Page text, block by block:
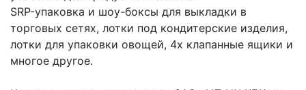
SRP-упаковка и шоу-боксы для выкладки в
торговых сетях, лотки под кондитерские изделия,
лотки для упаковки овощей, 4х клапанные ящики и
многое другое.